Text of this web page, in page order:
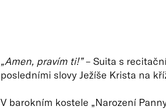
„Amen, pravím ti!”– Suita s
posledními slovy Ježíše Krista na
V barokním kostele „Narození